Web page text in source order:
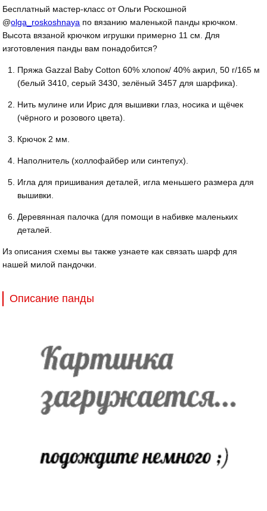
Бесплатный мастер-класс от Ольги Роскошной
@olga_roskoshnaya по вязанию маленькой панды крючком.
Высота вязаной крючком игрушки примерно 11 см. Для
изготовления панды вам понадобится?
Пряжа Gazzal Baby Cotton 60% хлопок/ 40% акрил, 50 г/165 м
(белый 3410, серый 3430, зелёный 3457 для шарфика).
Нить мулине или Ирис для вышивки глаз, носика и щёчек
(чёрного и розового цвета).
Крючок 2 мм.
Наполнитель (холлофайбер или синтепух).
Игла для пришивания деталей, игла меньшего размера для
вышивки.
Деревянная палочка (для помощи в набивке маленьких
деталей.
Из описания схемы вы также узнаете как связать шарф для
нашей милой пандочки.
Описание панды